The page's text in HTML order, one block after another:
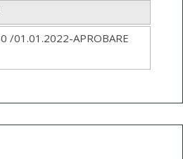
/01.01.2022-APROBARE